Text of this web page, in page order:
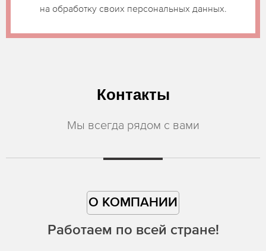
на обработку своих персональных данных.
Контакты
Мы всегда рядом с вами
О КОМПАНИИ
Работаем по всей стране!